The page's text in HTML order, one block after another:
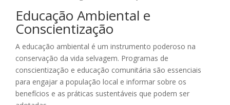
Educação Ambiental e
Conscientização
A educação ambiental é um instrumento poderoso na
conservação da vida selvagem. Programas de
conscientização e educação comunitária são essenciais
para engajar a população local e informar sobre os
benefícios e as práticas sustentáveis que podem ser